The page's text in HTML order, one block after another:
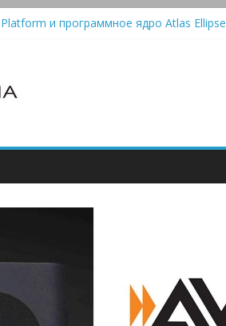
и программное ядро Atlas Ellipse
Bluetooth